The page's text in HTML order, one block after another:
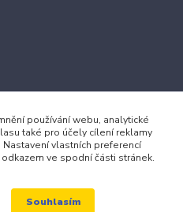
používání webu, analytické
také pro účely cílení reklamy
vlastních preferencí
ve spodní části stránek.
Souhlasím